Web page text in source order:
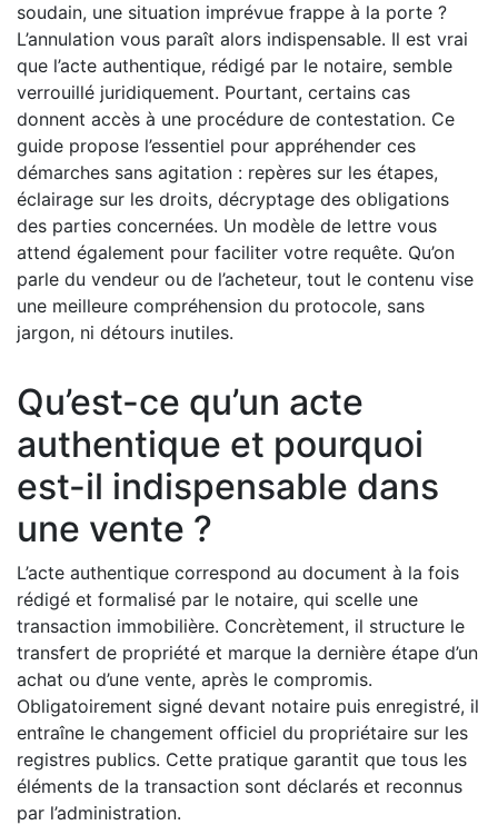
soudain, une situation imprévue frappe à la porte ?
L’annulation vous paraît alors indispensable. Il est vrai
que l’acte authentique, rédigé par le notaire, semble
verrouillé juridiquement. Pourtant, certains cas
donnent accès à une procédure de contestation. Ce
guide propose l’essentiel pour appréhender ces
démarches sans agitation : repères sur les étapes,
éclairage sur les droits, décryptage des obligations
des parties concernées. Un modèle de lettre vous
attend également pour faciliter votre requête. Qu’on
parle du vendeur ou de l’acheteur, tout le contenu vise
une meilleure compréhension du protocole, sans
jargon, ni détours inutiles.
Qu’est-ce qu’un acte
authentique et pourquoi
est-il indispensable dans
une vente ?
L’acte authentique correspond au document à la fois
rédigé et formalisé par le notaire, qui scelle une
transaction immobilière. Concrètement, il structure le
transfert de propriété et marque la dernière étape d’un
achat ou d’une vente, après le compromis.
Obligatoirement signé devant notaire puis enregistré, il
entraîne le changement officiel du propriétaire sur les
registres publics. Cette pratique garantit que tous les
éléments de la transaction sont déclarés et reconnus
par l’administration.